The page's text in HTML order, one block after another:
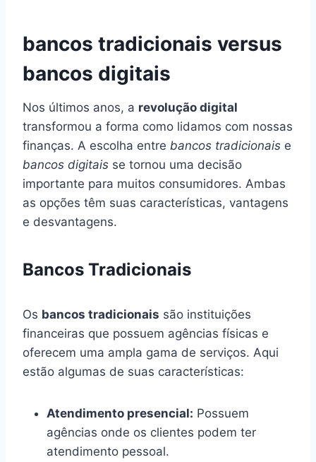
bancos tradicionais versus
bancos digitais
Nos últimos anos, a revolução digital
transformou a forma como lidamos com nossas
finanças. A escolha entre bancos tradicionais e
bancos digitais se tornou uma decisão
importante para muitos consumidores. Ambas
as opções têm suas características, vantagens
e desvantagens.
Bancos Tradicionais
Os bancos tradicionais são instituições
financeiras que possuem agências físicas e
oferecem uma ampla gama de serviços. Aqui
estão algumas de suas características:
Atendimento presencial: Possuem
agências onde os clientes podem ter
atendimento pessoal.